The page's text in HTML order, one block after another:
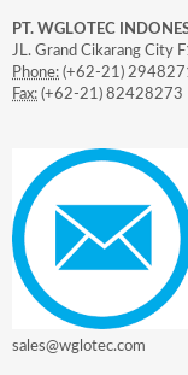
PT. WGLOTEC
JL. Grand Cikarang City
Phone: (+62-21)
Fax: (+62-21) 82428273
sales@wglotec.com